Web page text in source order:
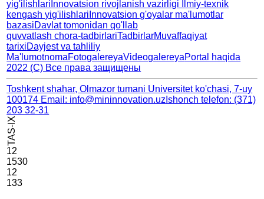
yig'ilishlari Innovatsion rivojlanishvazirligi Ilmiy-texnik
kengashyig'ilishlari Innovatsion g'oyalar ma'lumotlar
bazasiDavlat tomonidan qo'llab
quvvatlash chora-tadbirlariTadbirlarMuvaffaqiyat
tarixiDayjest va tahliliy
Ma'lumotnomaFotogalereyaVideogalereyaPortal haqida
2022 (C) Все права защищены
Toshkent shahar, Olmazor tumani Universitet ko'chasi, 7-uy
100174 Email: info@mininnovation.uz Ishonch telefon: (371)
203 32-31
TAS-IX
12
1530
12
133